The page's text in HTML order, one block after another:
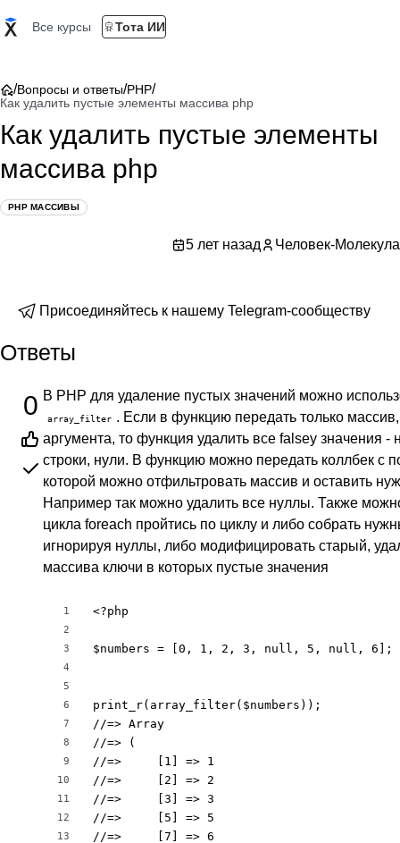
Все курсы Тота ИИ
/Вопросы и ответы/PHP/
Как удалить пустые элементы массива php
Как удалить пустые элементы
массива php
PHP МАССИВЫ
5 лет назад Человек-Молекула
Присоединяйтесь к нашему Telegram-сообществу
Ответы
0 В PHP для удаление пустых значений можно
array_filter . Если в функцию передать только массив,
аргумента, то функция удалить все falsey значения -
строки, нули. В функцию можно передать коллбек с
которой можно отфильтровать массив и оставить
Например так можно удалить все нуллы. Также
цикла foreach пройтись по циклу и либо собрать
игнорируя нуллы, либо модифицировать старый,
массива ключи в которых пустые значения
1
2
3
4
5
6
7
8
9
10
11
12
13
<?php
$numbers = [0, 1, 2, 3, null, 5, null, 6];
print_r(array_filter($numbers));
//=> Array
//=> (
//=>     [1] => 1
//=>     [2] => 2
//=>     [3] => 3
//=>     [5] => 5
//=>     [7] => 6